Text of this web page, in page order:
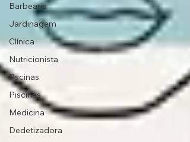
Barbearia
Jardinagem
Clínica
Nutricionista
Pscinas
Piscinas
Medicina
Dedetizadora